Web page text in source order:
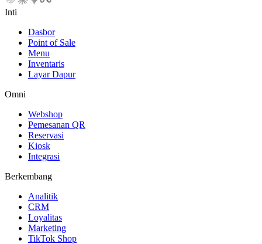
Inti
Dasbor
Point of Sale
Menu
Inventaris
Layar Dapur
Omni
Webshop
Pemesanan QR
Reservasi
Kiosk
Integrasi
Berkembang
Analitik
CRM
Loyalitas
Marketing
TikTok Shop